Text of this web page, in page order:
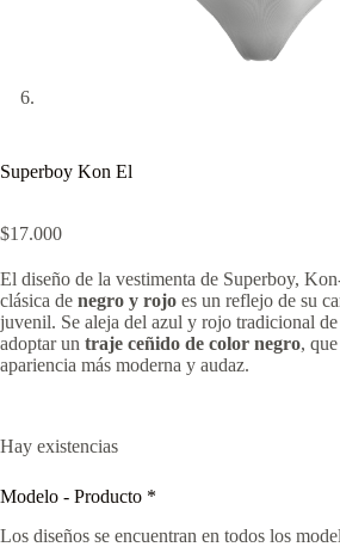
Superboy Kon El
$17.000
El diseño de la vestimenta de Superboy,
clásica de negro y rojo es un reflejo de su
juvenil. Se aleja del azul y rojo tradicional de
adoptar un traje ceñido de color negro,
apariencia más moderna y audaz.
Hay existencias
Modelo - Producto *
Los diseños se encuentran en todos los